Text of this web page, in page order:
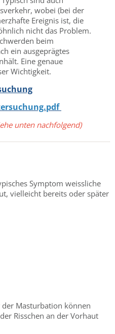
wobei (bei der
Ereignis ist, die
nicht das Problem.
beim
ein ausgeprägtes
Eine genaue
Wichtigkeit.
unten nachfolgend)
Symptom weissliche
vielleicht bereits oder später
Masturbation können
Risschen an der Vorhaut